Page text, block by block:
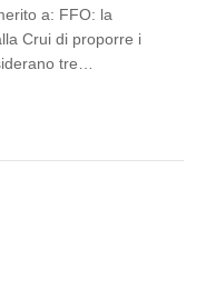
a: FFO: la
Crui di proporre i
tre…